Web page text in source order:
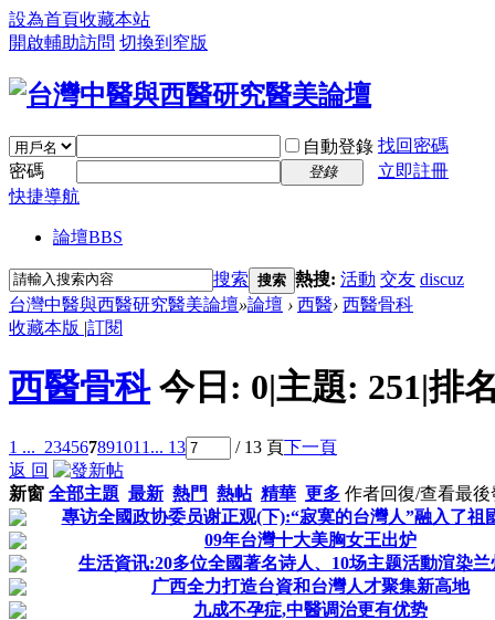
設為首頁收藏本站
開啟輔助訪問 切換到窄版
自動登錄 找回密碼
密碼
登錄
立即註冊
快捷導航
論壇BBS
搜索 搜索 熱搜: 活動 交友 discuz
台灣中醫與西醫研究醫美論壇»論壇 › 西醫› 西醫骨科
收藏本版 |訂閱
西醫骨科 今日: 0|主題: 251|排
1 ... 234567891011 ... 13 / 13 頁下一頁
返 回
新窗 全部主題 最新 熱門 熱帖 精華 更多 作者回復/查看最後
專访全國政协委员谢正观(下):“寂寞的台灣人”融入了祖
09年台灣十大美胸女王出炉
生活資讯:20多位全國著名诗人、10场主题活動渲染兰
广西全力打造台資和台灣人才聚集新高地
九成不孕症,中醫调治更有优势